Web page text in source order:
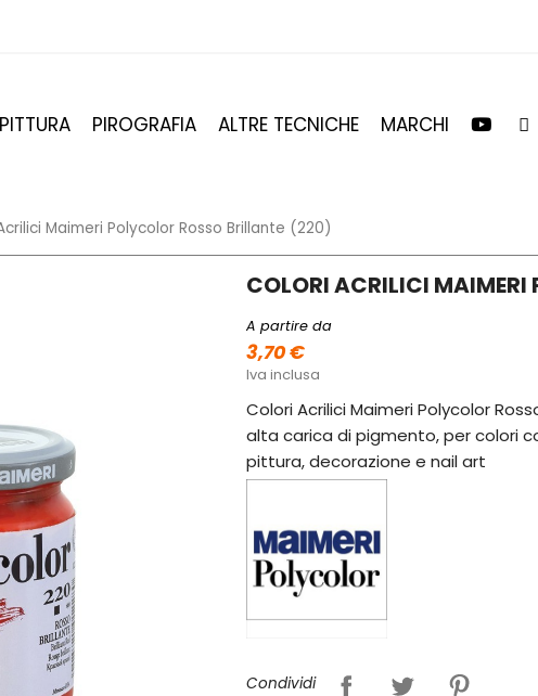
PITTURA PIROGRAFIA ALTRE TECNICHE MARCHI
Maimeri Polycolor Rosso Brillante (220)
COLORI ACRILICI MAIMERI
A partire da
3,70 €
Iva inclusa
Colori Acrilici Maimeri Polycolor
alta carica di pigmento, per colori
pittura, decorazione e nail art
Condividi